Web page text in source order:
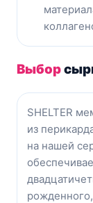
Выбор
SHELTER
из
на нашей